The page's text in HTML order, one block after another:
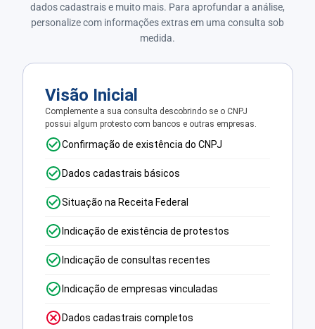
dados cadastrais e muito mais. Para aprofundar a análise,
personalize com informações extras em uma consulta sob
medida.
Visão Inicial
Complemente a sua consulta descobrindo se o CNPJ
possui algum protesto com bancos e outras empresas.
Confirmação de existência do CNPJ
Dados cadastrais básicos
Situação na Receita Federal
Indicação de existência de protestos
Indicação de consultas recentes
Indicação de empresas vinculadas
Dados cadastrais completos